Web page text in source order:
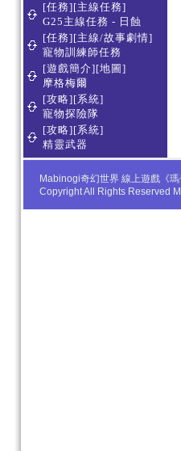
[任務][主線任務]
G25主線任務 - 日蝕
[任務][主線/故事劇情]
寵物訓練師任務
[遊戲簡介][地圖]
摩格梅爾
[攻略][系統]
寵物探險隊
[攻略][系統]
精靈武器
Mabinogi奇幻世界 線上遊戲《
Copyright All Rights Reserved